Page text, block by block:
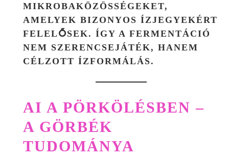
MIKROBAKÖZÖSSÉGEKET,
AMELYEK BIZONYOS ÍZJEGYEKÉRT
FELELŐSEK. ÍGY A FERMENTÁCIÓ
NEM SZERENCSEJÁTÉK, HANEM
CÉLZOTT ÍZFORMÁLÁS.
AI A PÖRKÖLÉSBEN –
A GÖRBÉK
TUDOMÁNYA